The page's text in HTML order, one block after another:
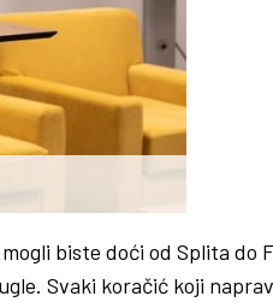
biste doći od Splita do
Svaki koračić koji